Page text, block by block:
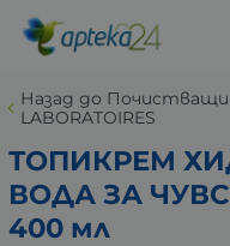
Назад до Почистващи
LABORATOIRES
ТОПИКРЕМ
ВОДА ЗА
400 мл